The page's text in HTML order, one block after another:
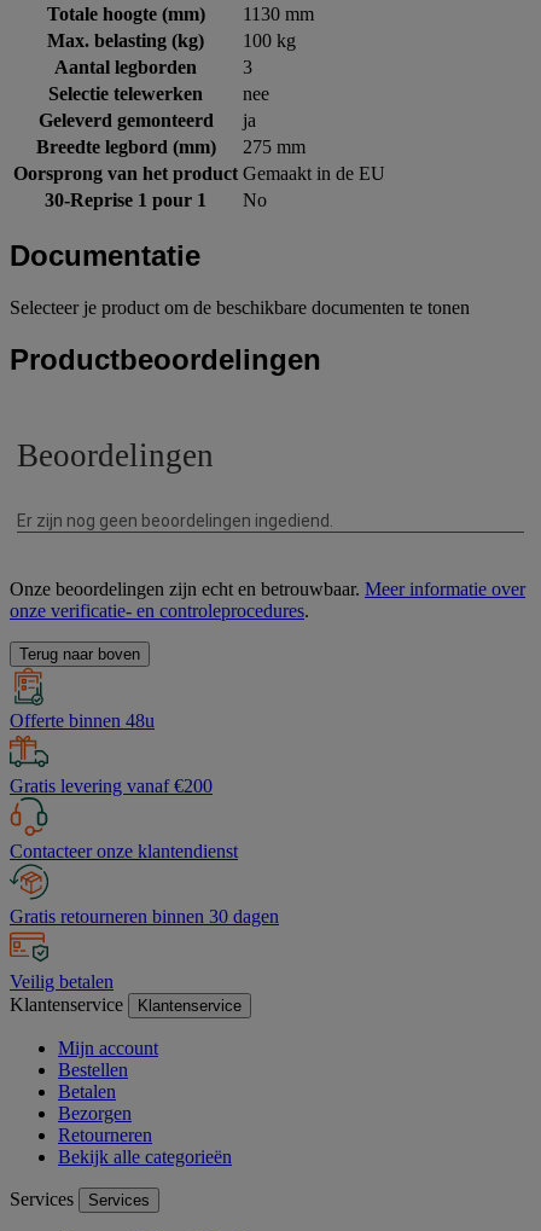
Totale hoogte (mm)
1130 mm
Max. belasting (kg)
100 kg
Aantal legborden
3
Selectie telewerken
nee
Geleverd gemonteerd
ja
Breedte legbord (mm)
275 mm
Oorsprong van het product Gemaakt in de EU
30-Reprise 1 pour 1
No
Documentatie
Selecteer je product om de beschikbare documenten te tonen
Productbeoordelingen
Onze beoordelingen zijn echt en betrouwbaar. Meer informatie over
onze verificatie- en controleprocedures.
Terug naar boven
Offerte binnen 48u
Gratis levering vanaf €200
Contacteer onze klantendienst
Gratis retourneren binnen 30 dagen
Veilig betalen
Klantenservice
Klantenservice
Mijn account
Bestellen
Betalen
Bezorgen
Retourneren
Bekijk alle categorieën
Services Services